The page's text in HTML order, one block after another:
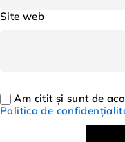
Site web
Am citit și sunt de
Politica de